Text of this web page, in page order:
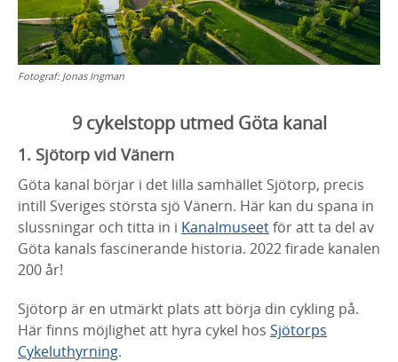
Fotograf: Jonas Ingman
9 cykelstopp utmed Göta kanal
1. Sjötorp vid Vänern
Göta kanal börjar i det lilla samhället Sjötorp, precis
intill Sveriges största sjö Vänern. Här kan du spana in
slussningar och titta in i Kanalmuseetför att ta del av
Göta kanals fascinerande historia. 2022 firade kanalen
200 år!
Sjötorp är en utmärkt plats att börja din cykling på.
Här finns möjlighet att hyra cykel hos Sjötorps
Cykeluthyrning.